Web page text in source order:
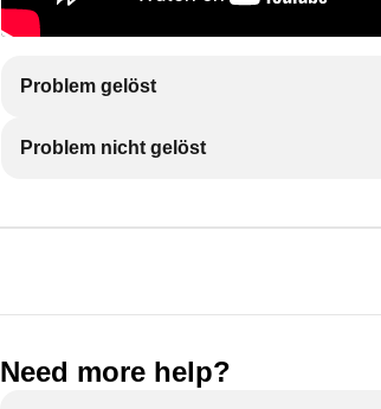
Problem gelöst
Problem nicht gelöst
Need more help?